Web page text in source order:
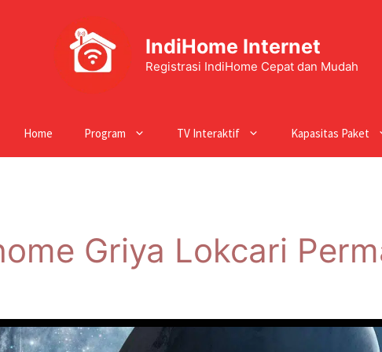
IndiHome Internet
Registrasi IndiHome Cepat dan Mudah
Home Program TV Interaktif Kapasitas Paket
Griya Lokcari